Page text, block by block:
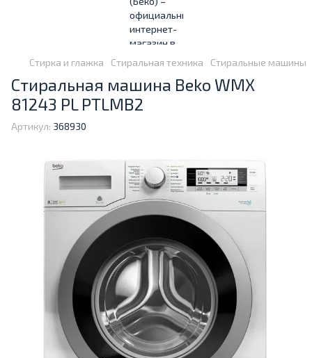
Стирка и глажка Стиральная техника Стиральные машины
Стиральная машина Beko WMX
81243 PL PTLMB2
Артикул: 368930